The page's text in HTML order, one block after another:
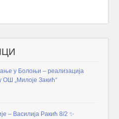
у Болоњи – реализација
ОШ „Милоје Закић“
– Василија Ракић 8/2 ✨️